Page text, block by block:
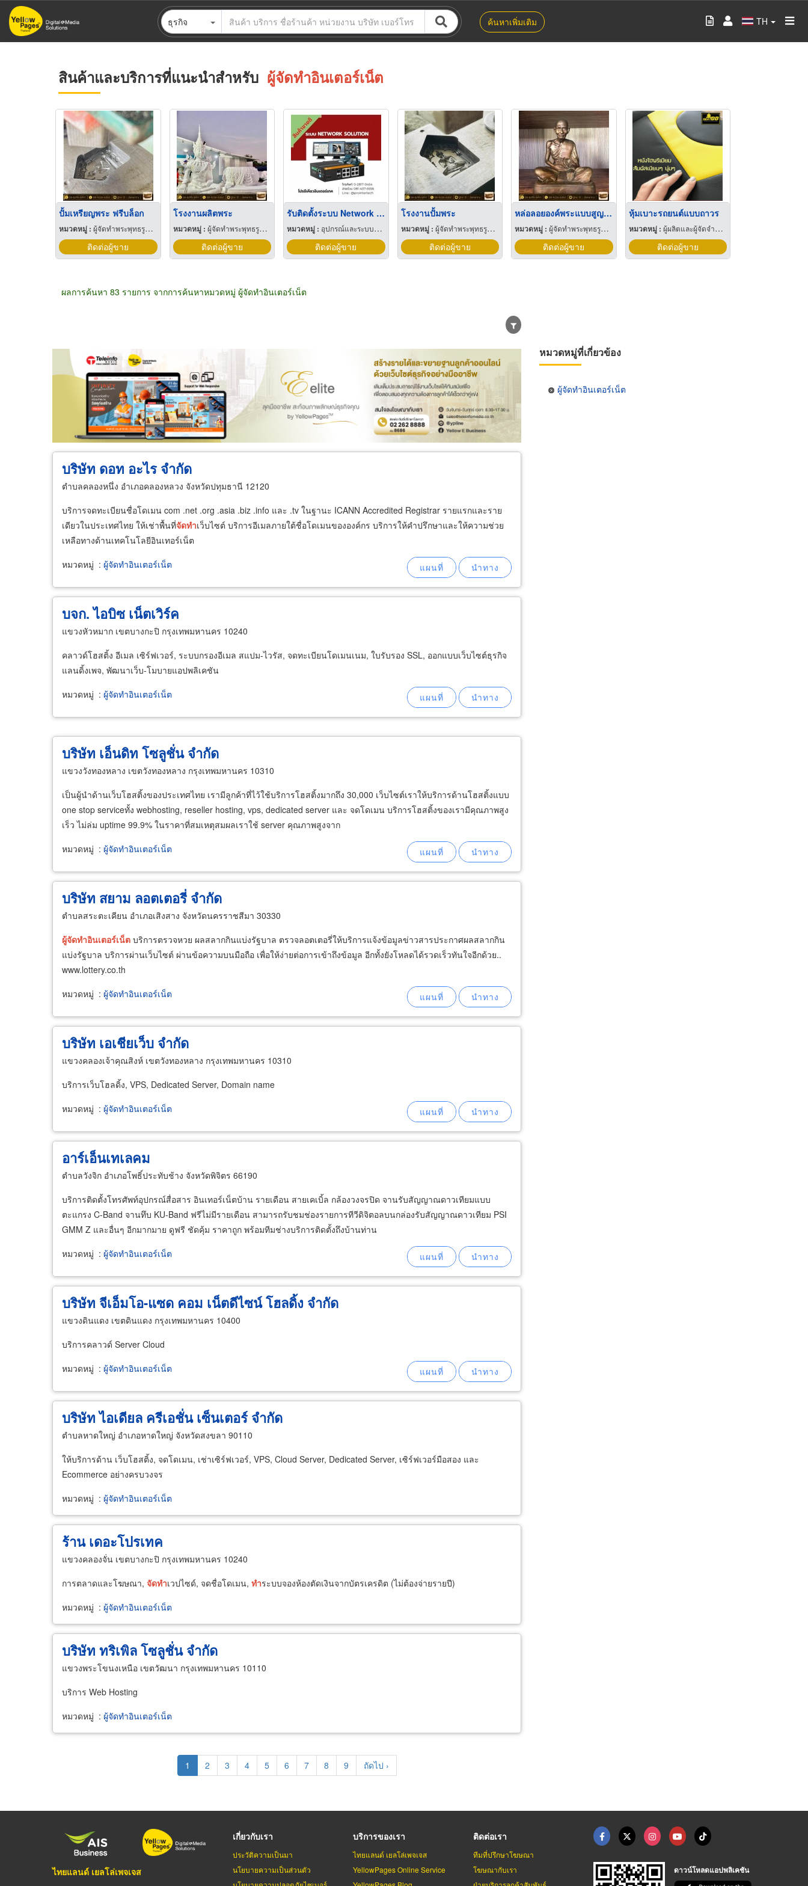
ข้าม
ไป
ธุรกิจ ค้นหาเพิ่มเติม TH
สินค้าและบริการที่แนะนำสำหรับ ผู้จัดทำอินเตอร์เน็ต
ปั้มเหรียญพระ ฟรีบล็อก
หมวดหมู่ : ผู้จัดทำพระพุทธรูปและเหรียญ
ติดต่อผู้ขาย
โรงงานผลิตพระ
หมวดหมู่ : ผู้จัดทำพระพุทธรูปและเหรียญ
ติดต่อผู้ขาย
รับติดตั้งระบบ Network Solution
หมวดหมู่ : อุปกรณ์และระบบโทรทัศน์วงจรปิด
ติดต่อผู้ขาย
โรงงานปั้มพระ
หมวดหมู่ : ผู้จัดทำพระพุทธรูปและเหรียญ
ติดต่อผู้ขาย
หล่อลอยองค์พระแบบสูญญากาศ
หมวดหมู่ : ผู้จัดทำพระพุทธรูปและเหรียญ
ติดต่อผู้ขาย
หุ้มเบาะรถยนต์แบบถาวร
หมวดหมู่ : ผู้ผลิตและผู้จัดจำหน่ายอุปกรณ์และวัสดุหุ้มเบาะทำประทุนรถยนต์
ติดต่อผู้ขาย
ผลการค้นหา 83 รายการ จากการค้นหาหมวดหมู่ ผู้จัดทำอินเตอร์เน็ต
ขายส่ง ขายปลีก ผู้ผลิต ตัวแทนจัดจำหน่าย ผู้ส่งออก/นำเข้า ธุรกิจบริการ
บริษัท ดอท อะไร จำกัด
ตำบลคลองหนึ่ง อำเภอคลองหลวง จังหวัดปทุมธานี 12120
บริการจดทะเบียนชื่อโดเมน com .net .org .asia .biz .info และ .tv ในฐานะ ICANN Accredited Registrar รายแรกและราย
เดียวในประเทศไทย ให้เช่าพื้นที่จัดทำเว็บไซต์ บริการอีเมลภายใต้ชื่อโดเมนขององค์กร บริการให้คำปรึกษาและให้ความช่วย
เหลือทางด้านเทคโนโลยีอินเทอร์เน็ต
หมวดหมู่ : ผู้จัดทำอินเตอร์เน็ต
บจก. ไอบิซ เน็ตเวิร์ค
แขวงหัวหมาก เขตบางกะปิ กรุงเทพมหานคร 10240
คลาวด์โฮสติ้ง อีเมล เซิร์ฟเวอร์, ระบบกรองอีเมล สแปม-ไวรัส, จดทะเบียนโดเมนเนม, ใบรับรอง SSL, ออกแบบเว็บไซต์ธุรกิจ
แลนดิ้งเพจ, พัฒนาเว็บ-โมบายแอปพลิเคชัน
หมวดหมู่ : ผู้จัดทำอินเตอร์เน็ต
บริษัท เอ็นดิท โซลูชั่น จำกัด
แขวงวังทองหลาง เขตวังทองหลาง กรุงเทพมหานคร 10310
เป็นผู้นำด้านเว็บโฮสติ้งของประเทศไทย เรามีลูกค้าที่ไว้ใช้บริการโฮสติ้งมากถึง 30,000 เว็บไซต์เราให้บริการด้านโฮสติ้งแบบ
one stop serviceทั้ง webhosting, reseller hosting, vps, dedicated server และ จดโดเมน บริการโฮสติ้งของเรามีคุณภาพสูง
เร็ว ไม่ล่ม uptime 99.9% ในราคาที่สมเหตุสมผลเราใช้ server คุณภาพสูงจาก
หมวดหมู่ : ผู้จัดทำอินเตอร์เน็ต
บริษัท สยาม ลอตเตอรี่ จำกัด
ตำบลสระตะเคียน อำเภอเสิงสาง จังหวัดนครราชสีมา 30330
ผู้จัดทำอินเตอร์เน็ต บริการตรวจหวย ผลสลากกินแบ่งรัฐบาล ตรวจลอตเตอรี่ให้บริการแจ้งข้อมูลข่าวสารประกาศผลสลากกิน
แบ่งรัฐบาล บริการผ่านเว็บไซต์ ผ่านข้อความบนมือถือ เพื่อให้ง่ายต่อการเข้าถึงข้อมูล อีกทั้งยังโหลดได้รวดเร็วทันใจอีกด้วย..
www.lottery.co.th
หมวดหมู่ : ผู้จัดทำอินเตอร์เน็ต
บริษัท เอเชียเว็บ จำกัด
แขวงคลองเจ้าคุณสิงห์ เขตวังทองหลาง กรุงเทพมหานคร 10310
บริการเว็บโฮลดิ้ง, VPS, Dedicated Server, Domain name
หมวดหมู่ : ผู้จัดทำอินเตอร์เน็ต
อาร์เอ็นเทเลคม
ตำบลวังจิก อำเภอโพธิ์ประทับช้าง จังหวัดพิจิตร 66190
บริการติดตั้งโทรศัพท์อุปกรณ์สื่อสาร อินเทอร์เน็ตบ้าน รายเดือน สายเคเบิ้ล กล้องวงจรปิด จานรับสัญญาณดาวเทียมแบบ
ตะแกรง C-Band จานทึบ KU-Band ฟรีไม่มีรายเดือน สามารถรับชมช่องรายการทีวีดิจิตอลบนกล่องรับสัญญาณดาวเทียม PSI
GMM Z และอื่นๆ อีกมากมาย ดูฟรี ชัดคุ้ม ราคาถูก พร้อมทีมช่างบริการติดตั้งถึงบ้านท่าน
หมวดหมู่ : ผู้จัดทำอินเตอร์เน็ต
บริษัท จีเอ็มโอ-แซด คอม เน็ตดีไซน์ โฮลดิ้ง จำกัด
แขวงดินแดง เขตดินแดง กรุงเทพมหานคร 10400
บริการคลาวด์ Server Cloud
หมวดหมู่ : ผู้จัดทำอินเตอร์เน็ต
บริษัท ไอเดียล ครีเอชั่น เซ็นเตอร์ จำกัด
ตำบลหาดใหญ่ อำเภอหาดใหญ่ จังหวัดสงขลา 90110
ให้บริการด้าน เว็บโฮสติ้ง, จดโดเมน, เช่าเซิร์ฟเวอร์, VPS, Cloud Server, Dedicated Server, เซิร์ฟเวอร์มือสอง และ
Ecommerce อย่างครบวงจร
หมวดหมู่ : ผู้จัดทำอินเตอร์เน็ต
ร้าน เดอะโปรเทค
แขวงคลองจั่น เขตบางกะปิ กรุงเทพมหานคร 10240
การตลาดและโฆษณา, จัดทำเวปไซด์, จดชื่อโดเมน, ทำระบบจองห้องตัดเงินจากบัตรเครดิต (ไม่ต้องจ่ายรายปี)
หมวดหมู่ : ผู้จัดทำอินเตอร์เน็ต
บริษัท ทริเพิล โซลูชั่น จำกัด
แขวงพระโขนงเหนือ เขตวัฒนา กรุงเทพมหานคร 10110
บริการ Web Hosting
หมวดหมู่ : ผู้จัดทำอินเตอร์เน็ต
Current
page
1 Page
2 Page
3 Page
4 Page
5 Page
6 Page
7 Page
8 Page
9
Next
page
ถัดไป ›
หมวดหมู่ที่เกี่ยวข้อง
ผู้จัดทำอินเตอร์เน็ต
ไทยแลนด์ เยลโล่เพจเจส
เกี่ยวกับเรา
ประวัติความเป็นมา
นโยบายความเป็นส่วนตัว
บริการของเรา
ไทยแลนด์ เยลโล่เพจเจส
YellowPages Online Service
ติดต่อเรา
ทีมที่ปรึกษาโฆษณา
โฆษณากับเรา
ดาวน์โหลดแอปพลิเคชัน